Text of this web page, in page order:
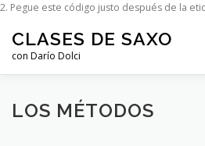
2.⁠ ⁠Pegue este código justo después de la
CLASES DE SAXO
con Darío Dolci
INICIO MI HISTORIA
LOS MÉTODOS